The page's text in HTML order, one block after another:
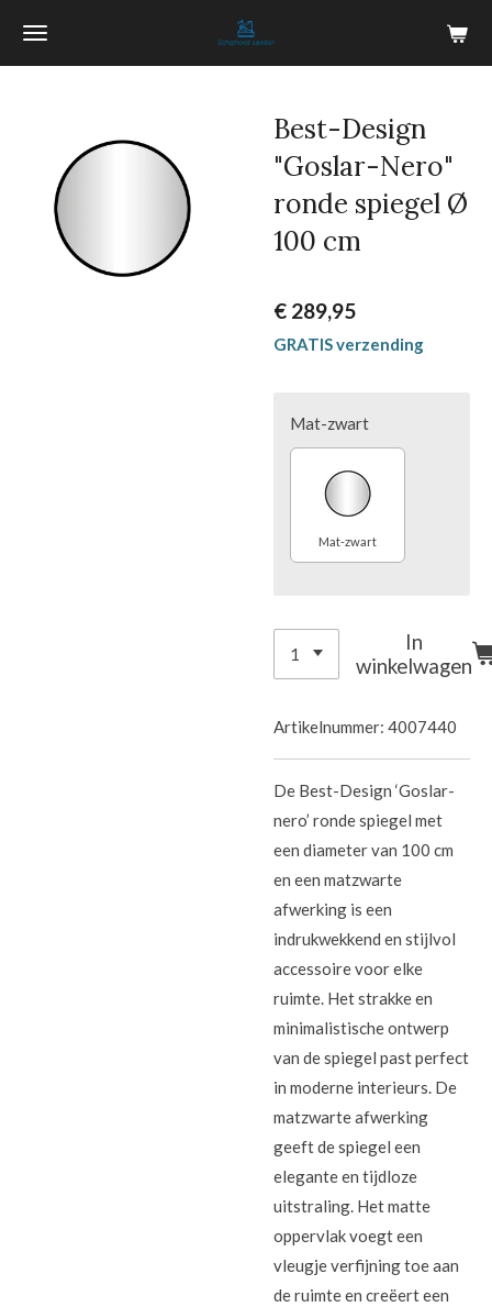
Ga
hoofdinhoud
Best-Design
"Goslar-Nero"
ronde spiegel Ø
100 cm
€ 289,95
GRATIS verzending
Mat-zwart
Mat-zwart
In
winkelwagen
Artikelnummer: 4007440
De Best-Design ‘Goslar-
nero’ ronde spiegel met
een diameter van 100 cm
en een matzwarte
afwerking is een
indrukwekkend en stijlvol
accessoire voor elke
ruimte. Het strakke en
minimalistische ontwerp
van de spiegel past perfect
in moderne interieurs. De
matzwarte afwerking
geeft de spiegel een
elegante en tijdloze
uitstraling. Het matte
oppervlak voegt een
vleugje verfijning toe aan
de ruimte en creëert een